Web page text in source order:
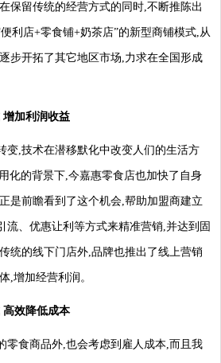
保留传统的经营方式的同时,不断推陈出
利店+零食铺+奶茶店”的新型商铺模式,从
步开拓了其它地区市场,力求在全国形成
加利润收益
变,技术在潜移默化中改变人们的生活方
化的背景下,今嘉惠零食店也加快了自身
是前瞻看到了这个机会,帮助加盟商建立
流、优惠让利等方式来精准营销,并达到固
统的线下门店外,品牌也推出了线上营销
,增加经营利润。
高效降低成本
零食商品外,也会考虑到雇人成本,而且我